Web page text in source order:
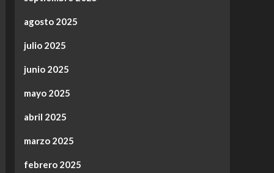
agosto 2025
julio 2025
junio 2025
mayo 2025
abril 2025
marzo 2025
febrero 2025